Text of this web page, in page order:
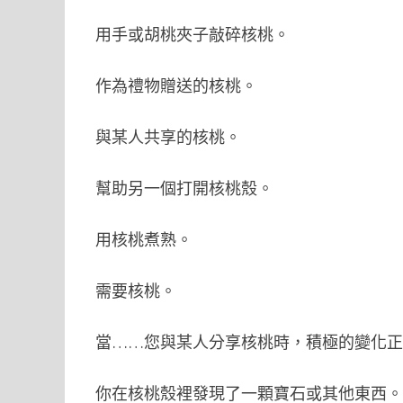
用手或胡桃夾子敲碎核桃。
作為禮物贈送的核桃。
與某人共享的核桃。
幫助另一個打開核桃殼。
用核桃煮熟。
需要核桃。
當……您與某人分享核桃時，積極的變化正
你在核桃殼裡發現了一顆寶石或其他東西。